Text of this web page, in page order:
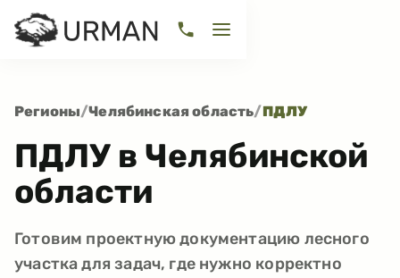
Регионы/Челябинская область/ПДЛУ
ПДЛУ в Челябинской
области
Готовим проектную документацию лесного
участка для задач, где нужно корректно